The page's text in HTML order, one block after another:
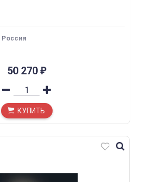
Россия
50 270 ₽
КУПИТЬ